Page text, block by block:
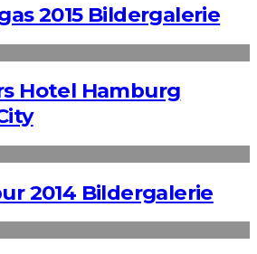
2015 Bildergalerie
Hotel Hamburg
2014 Bildergalerie